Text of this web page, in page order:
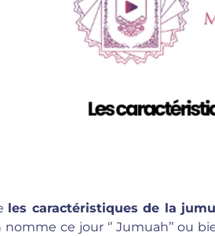
les caractéristiques de la
ce jour ‘’ Jumuah’’ ou